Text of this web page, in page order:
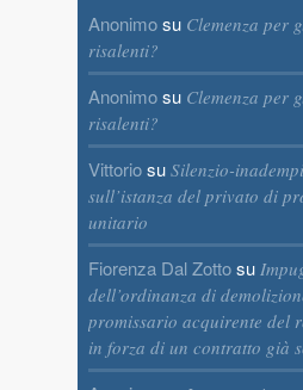
Anonimosu Clemenza per
risalenti?
Anonimosu Clemenza per
risalenti?
Vittoriosu Silenzio-
sull’istanza del privato di
unitario
Fiorenza Dal Zottosu
dell’ordinanza di
promissario acquirente del
in forza di un contratto già